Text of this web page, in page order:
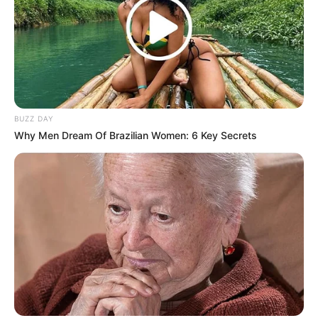
Object: Batu
Fakta Menarik
Selain menjadi penyanyi, ia juga berkarier di dunia akting
dengan membintangi beberapa judul drama, sepertiJust
Between Lovers,Mystic Pop-up Bar, danStill 17. Selain itu, ia
juga membintangi filmToday’s Love.
Ia merupakan mantan trainee dan aktris JYP yang masuk pada
18 Januari 2018 dan keluar pada 2020.
Dirinya masuk High Up pada 2019.
IU merupakan panutannya.
Ia berteman dekat dengan member YOURS bernama Hwang
A pinkdan G-Dragon merupakan artis favoritnya.
Dirinya mahir bermain piano dan berbicara bahasa Inggris.
BUZZ DAY
Why Men Dream Of Brazilian Women: 6 Key Secrets